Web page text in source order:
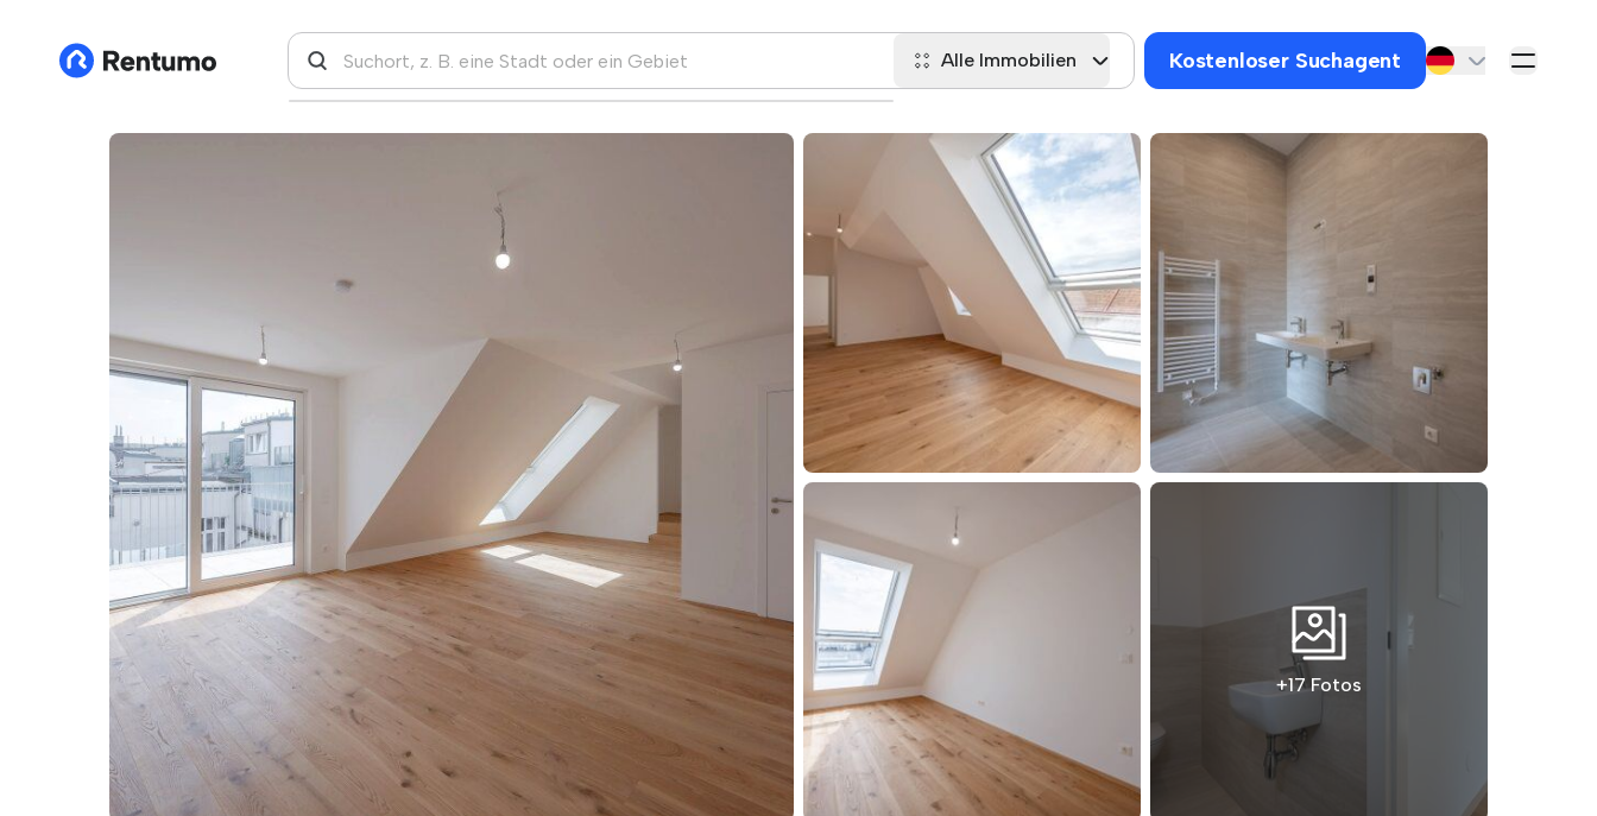
Alle Immobilien Kostenloser Suchagent
+17 Fotos